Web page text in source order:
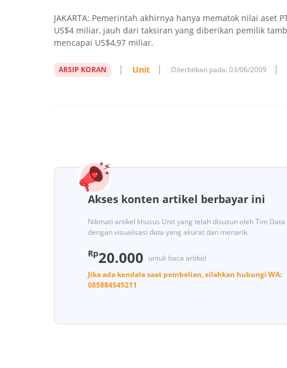
JAKARTA: Pemerintah akhirnya hanya mematok nilai aset
US$4 miliar, jauh dari taksiran yang diberikan pemilik
mencapai US$4,97 miliar.
ARSIP KORAN Unit Diterbitkan pada: 03/06/2009
Akses konten artikel berbayar ini
Nikmati artikel khusus Unit yang telah disusun oleh Tim Data
dengan visualisasi data yang akurat dan menarik.
Rp20.000 untuk baca artikel
Jika ada kendala saat pembelian, silahkan hubungi WA:
085884545211